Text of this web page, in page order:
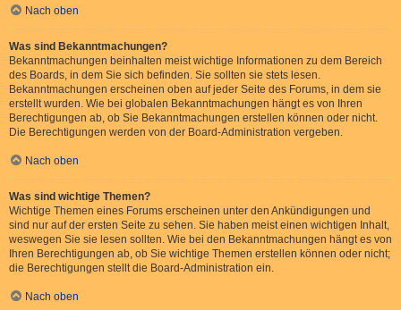
Nach oben
Was sind Bekanntmachungen?
Bekanntmachungen beinhalten meist wichtige Informationen zu dem Bereich
des Boards, in dem Sie sich befinden. Sie sollten sie stets lesen.
Bekanntmachungen erscheinen oben auf jeder Seite des Forums, in dem sie
erstellt wurden. Wie bei globalen Bekanntmachungen hängt es von Ihren
Berechtigungen ab, ob Sie Bekanntmachungen erstellen können oder nicht.
Die Berechtigungen werden von der Board-Administration vergeben.
Nach oben
Was sind wichtige Themen?
Wichtige Themen eines Forums erscheinen unter den Ankündigungen und
sind nur auf der ersten Seite zu sehen. Sie haben meist einen wichtigen Inhalt,
weswegen Sie sie lesen sollten. Wie bei den Bekanntmachungen hängt es von
Ihren Berechtigungen ab, ob Sie wichtige Themen erstellen können oder nicht;
die Berechtigungen stellt die Board-Administration ein.
Nach oben